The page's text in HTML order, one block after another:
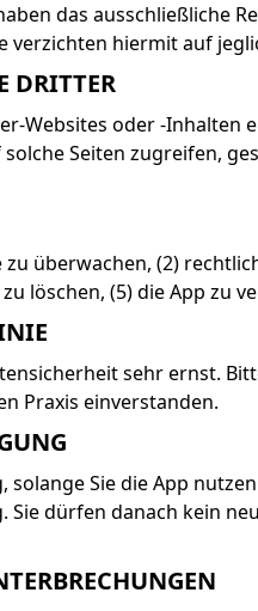
das ausschließliche
verzichten hiermit auf
DRITTER
Websites oder -
Seiten zugreifen,
zu überwachen, (2)
löschen, (5) die App zu
sehr ernst.
Praxis einverstanden.
solange Sie die App
dürfen danach kein